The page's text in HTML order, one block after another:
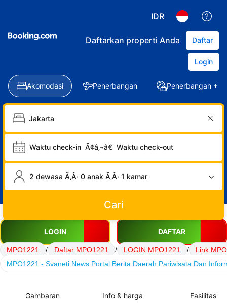
IDR
Daftarkan properti Anda Daftar
Login
Akomodasi Penerbangan Penerbangan +
Waktu check-in Ã¢â‚¬â€ Waktu check-out
2 dewasa Ã‚Â· 0 anak Ã‚Â· 1 kamar
Cari
LOGIN DAFTAR
MPO1221 / Daftar MPO1221 / LOGIN MPO1221 /
Link
MPO1221 - Svaneti News Portal Berita Daerah Pariwisata Dan
Gambaran Info & harga Fasilitas